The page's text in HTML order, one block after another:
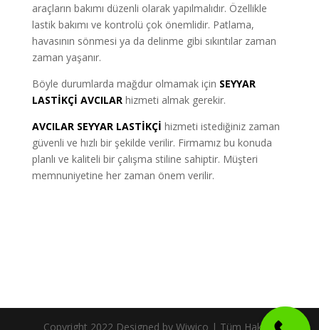
araçların bakımı düzenli olarak yapılmalıdır. Özellikle
lastik bakımı ve kontrolü çok önemlidir. Patlama,
havasının sönmesi ya da delinme gibi sıkıntılar zaman
zaman yaşanır.
Böyle durumlarda mağdur olmamak için SEYYAR
LASTİKÇİ AVCILARhizmeti almak gerekir.
AVCILAR SEYYAR LASTİKÇİ hizmeti istediğiniz zaman
güvenli ve hızlı bir şekilde verilir. Firmamız bu konuda
planlı ve kaliteli bir çalışma stiline sahiptir. Müşteri
memnuniyetine her zaman önem verilir.
Copyright 2022 Designed by Wiwico | Tüm Hakları